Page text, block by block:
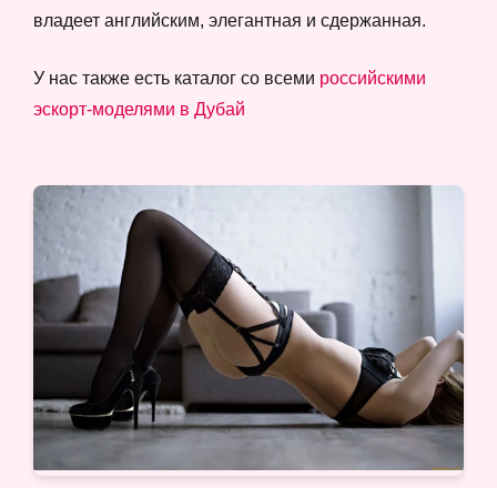
владеет английским, элегантная и сдержанная.
У нас также есть каталог со всеми российскими
эскорт-моделями в Дубай